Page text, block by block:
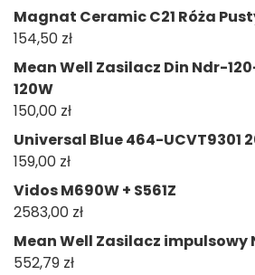
Magnat Ceramic C21 Róża
154,50 zł
Mean Well Zasilacz Din Ndr-
120W
150,00 zł
Universal Blue 464-UCVT9301
159,00 zł
Vidos M690W + S561Z
2583,00 zł
Mean Well Zasilacz impulsowy
552,79 zł